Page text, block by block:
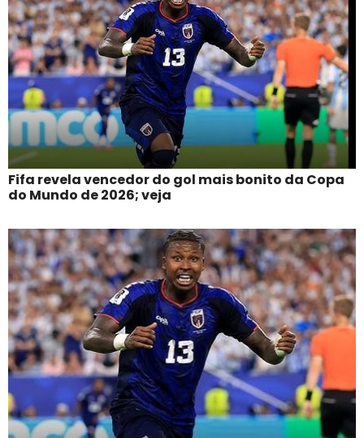
Fifa revela vencedor do gol mais bonito da Copa
do Mundo de 2026; veja